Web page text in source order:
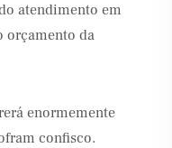
atendimento em
orçamento da
enormemente
confisco.